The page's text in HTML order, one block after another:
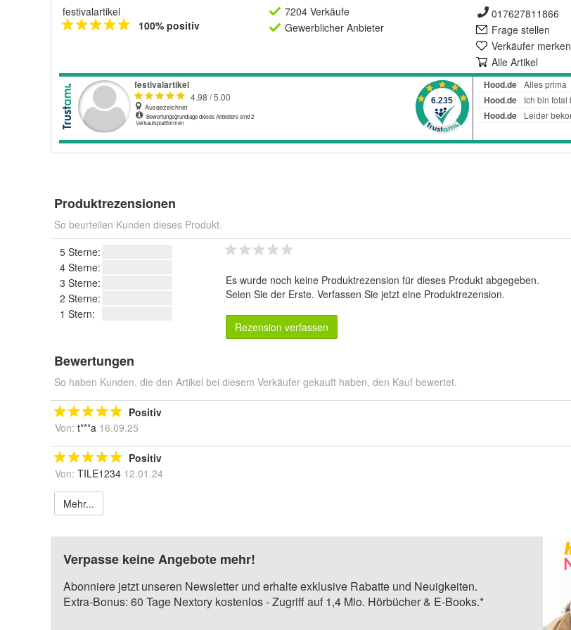
festivalartikel
100% positiv
7204 Verkäufe
Gewerblicher Anbieter
017627811866
Frage stellen
Verkäufer merken
Alle Artikel
Produktrezensionen
So beurteilen Kunden dieses Produkt.
5 Sterne:
4 Sterne:
3 Sterne:
2 Sterne:
1 Stern:
Es wurde noch keine Produktrezension für dieses Produkt abgegeben.
Seien Sie der Erste. Verfassen Sie jetzt eine Produktrezension.
Rezension verfassen
Bewertungen
So haben Kunden, die den Artikel bei diesem Verkäufer gekauft haben, den Kauf bewertet.
Positiv
Von: t***a 16.09.25
Positiv
Von: TILE1234 12.01.24
Mehr...
Verpasse keine Angebote mehr!
Abonniere jetzt unseren Newsletter und erhalte exklusive Rabatte und Neuigkeiten.
Extra-Bonus: 60 Tage Nextory kostenlos - Zugriff auf 1,4 Mio. Hörbücher & E-Books.*